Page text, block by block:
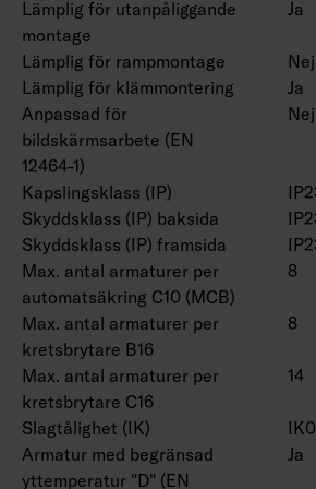
Färgtemperatur 4000 K. CRI >
IP23.
IK08.
On/off, Dali-2 med
och Casambi-styrning.
Maximalt antal led driftdon som
till en tryckknapp är 50.
Omgivningstemperatur -20 … 25
inomhusbruk.
Livslängd L70 > 100 000 h
Livslängd L80 100 000 h (Ta25°C).
DAS = Dubbel asymmetrisk, ACMP = Akryl
microprisma, PCO =
Dubbelparaboliskt bländskydd
mm) och 4338577 (1550 mm),
(4338574 (1250 mm) och 4338575
och universalfäste 4310530 finns
Lämplig för utanpåliggande
montage
Ja
Lämplig för rampmontage
Nej
Lämplig för klämmontering
Ja
Anpassad för
bildskärmsarbete (EN
12464-1)
Nej
Kapslingsklass (IP)
Skyddsklass (IP) baksida
Skyddsklass (IP) framsida
Max. antal armaturer per
automatsäkring C10 (MCB)
8
Max. antal armaturer per
kretsbrytare B16
8
Max. antal armaturer per
kretsbrytare C16
14
Slagtålighet (IK)
Armatur med begränsad
yttemperatur "D" (EN
Ja